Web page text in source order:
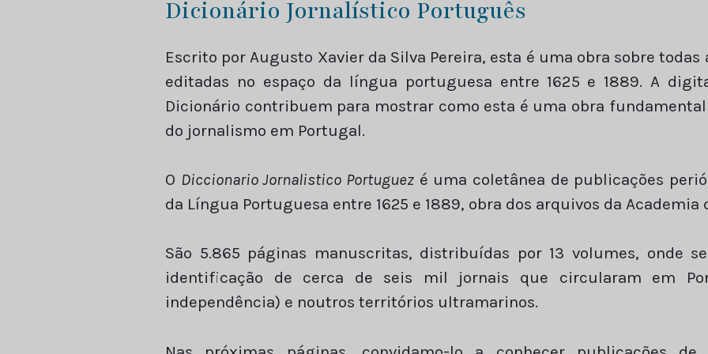
Dicionário Jornalístico Português
Escrito por Augusto Xavier da Silva Pereira, esta é uma obra sobre
editadas no espaço da língua portuguesa entre 1625 e 1889. A
Dicionário contribuem para mostrar como esta é uma obra
do jornalismo em Portugal.
O Diccionario Jornalistico Portuguez é uma coletânea de publicações
da Língua Portuguesa entre 1625 e 1889, obra dos arquivos da Academia
São 5.865 páginas manuscritas, distribuídas por 13 volumes, onde
identificação de cerca de seis mil jornais que circularam em
independência) e noutros territórios ultramarinos.